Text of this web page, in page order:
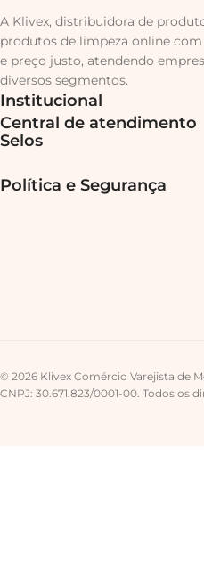
A Klivex, distribuidora de
produtos de limpeza online
e preço justo, atendendo
diversos segmentos.
Institucional
Central de atendimento
Selos
Política e Segurança
© 2026 Klivex Comércio Varejista de
CNPJ: 30.671.823/0001-00. Todos os